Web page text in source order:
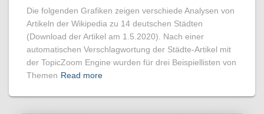
Die folgenden Grafiken zeigen verschiede Analysen von
Artikeln der Wikipedia zu 14 deutschen Städten
(Download der Artikel am 1.5.2020). Nach einer
automatischen Verschlagwortung der Städte-Artikel mit
der TopicZoom Engine wurden für drei Beispiellisten von
Themen Read more